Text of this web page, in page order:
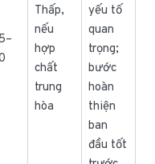
Thấp,
nếu
hợp
chất
trung
hòa
yếu tố
quan
trọng;
bước
hoàn
thiện
ban
đầu tốt